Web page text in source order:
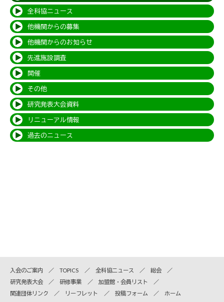
全科協ニュース
他機関からの募集
他機関からのお知らせ
先進施設調査
開催
その他
研究発表大会資料
リニューアル情報
過去のニュース
入会のご案内 TOPICS 全科協ニュース
総会
研究発表大会
研修事業
加盟館・会員リスト
関連団体リンク
リーフレット 投稿フォーム ホーム